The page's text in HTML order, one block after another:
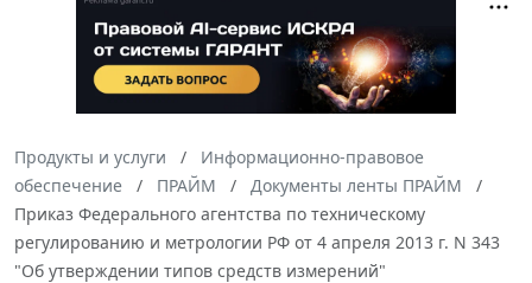
Продукты и услуги
Информационно-правовое
обеспечение
ПРАЙМ
Документы ленты ПРАЙМ
Приказ Федерального агентства по техническому
регулированию и метрологии РФ от 4 апреля 2013 г. N 343
"Об утверждении типов средств измерений"